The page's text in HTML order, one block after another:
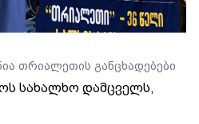
თრიალეთის განცხადებები
სახალხო დამცველს,